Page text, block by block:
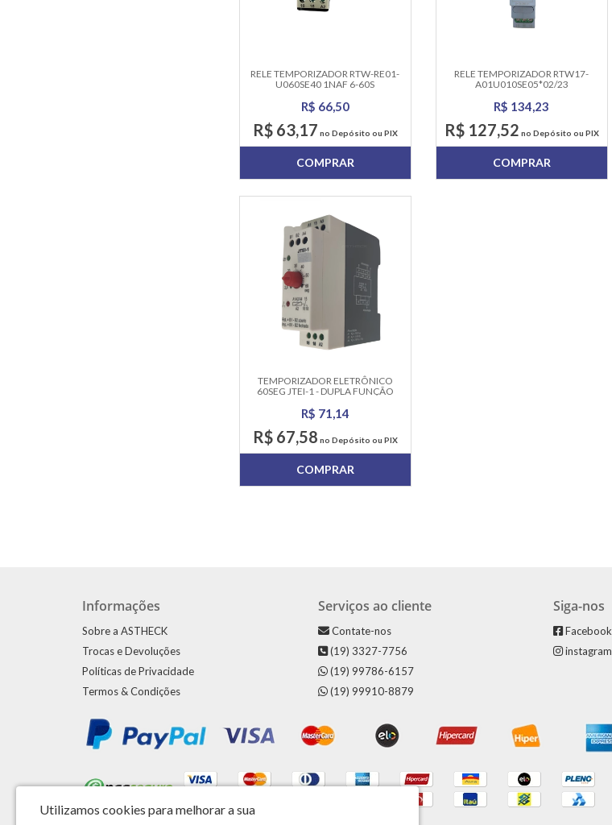
RELE TEMPORIZADOR RTW-RE01-
U060SE40 1NAF 6-60S
R$ 66,50
R$ 63,17 no Depósito ou PIX
COMPRAR
RELE TEMPORIZADOR RTW17-
A01U010SE05*02/23
R$ 134,23
R$ 127,52 no Depósito ou PIX
COMPRAR
TEMPORIZADOR ELETRÔNICO
60SEG JTEI-1 - DUPLA FUNÇÃO
R$ 71,14
R$ 67,58 no Depósito ou PIX
COMPRAR
Informações
Sobre a ASTHECK
Trocas e Devoluções
Políticas de Privacidade
Termos & Condições
Serviços ao cliente
Contate-nos
(19) 3327-7756
(19) 99786-6157
(19) 99910-8879
Siga-nos
Facebook
instagram
Utilizamos cookies para melhorar a sua